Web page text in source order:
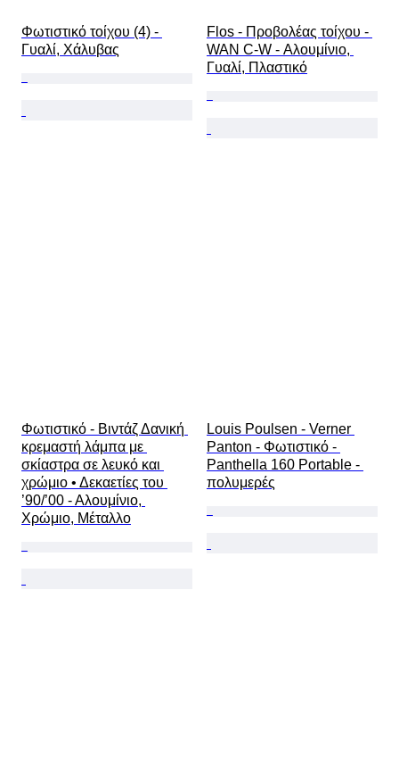
Φωτιστικό τοίχου (4) -
Γυαλί, Χάλυβας
Flos - Προβολέας τοίχου -
WAN C-W - Αλουμίνιο,
Γυαλί, Πλαστικό
Φωτιστικό - Βιντάζ Δανική
κρεμαστή λάμπα με
σκίαστρα σε λευκό και
χρώμιο • Δεκαετίες του
’90/’00 - Αλουμίνιο,
Χρώμιο, Μέταλλο
Louis Poulsen - Verner
Panton - Φωτιστικό -
Panthella 160 Portable -
πολυμερές